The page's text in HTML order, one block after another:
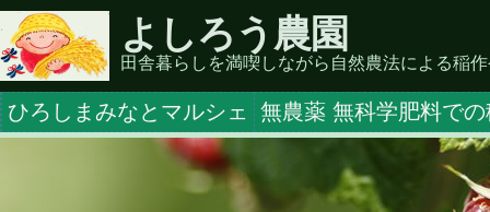
よしろう農園
田舎暮らしを満喫しながら自然農法による稲
ひろしまみなとマルシェ 無農薬 無科学肥料で